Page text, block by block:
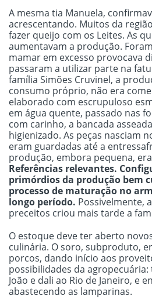
A mesma tia Manuela,
acrescentando. Muitos da
fazer queijo com os Leites. As
aumentavam a produção.
mamar em excesso provocava
passaram a utilizar parte na
família Simões Cruvinel, a
consumo próprio, não era
elaborado com escrupuloso
em água quente, passado nas
com carinho, a bancada
higienizado. As peças nasciam
eram guardadas até a
produção, embora pequena,
Referências relevantes.
primórdios da produção bem
processo de maturação no
longo período. Possivelmente,
preceitos criou mais tarde a
O estoque deve ter aberto
culinária. O soro, subproduto,
porcos, dando início aos
possibilidades da
João e dali ao Rio de Janeiro, e
abastecendo as lamparinas.